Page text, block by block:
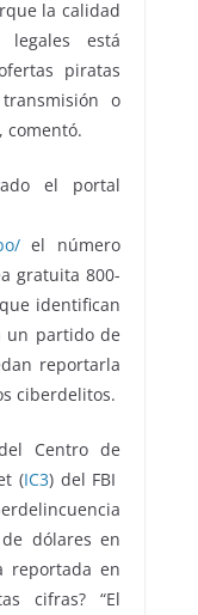
la calidad
está
piratas
o
comentó.
el portal
el número
gratuita 800-
identifican
un partido de
reportarla
ciberdelitos.
Centro de
(IC3) del FBI
dólares en
reportada en
cifras? “El